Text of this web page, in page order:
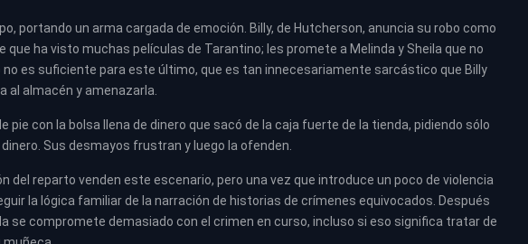
portando un arma cargada de emoción. Billy, de Hutcherson, anuncia su robo como
ha visto muchas películas de Tarantino; les promete a Melinda y Sheila que no
no es suficiente para este último, que es tan innecesariamente sarcástico que Billy
al almacén y amenazarla.
pie con la bolsa llena de dinero que sacó de la caja fuerte de la tienda, pidiendo sólo
Sus desmayos frustran y luego la ofenden.
del reparto venden este escenario, pero una vez que introduce un poco de violencia
la lógica familiar de la narración de historias de crímenes equivocados. Después
se compromete demasiado con el crimen en curso, incluso si eso significa tratar de